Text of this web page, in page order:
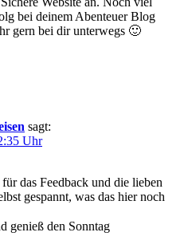
bei deinem Abenteuer Blog
gern bei dir unterwegs 🙂
sagt:
Uhr
das Feedback und die lieben
gespannt, was das hier noch
genieß den Sonntag